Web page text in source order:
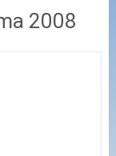
2008